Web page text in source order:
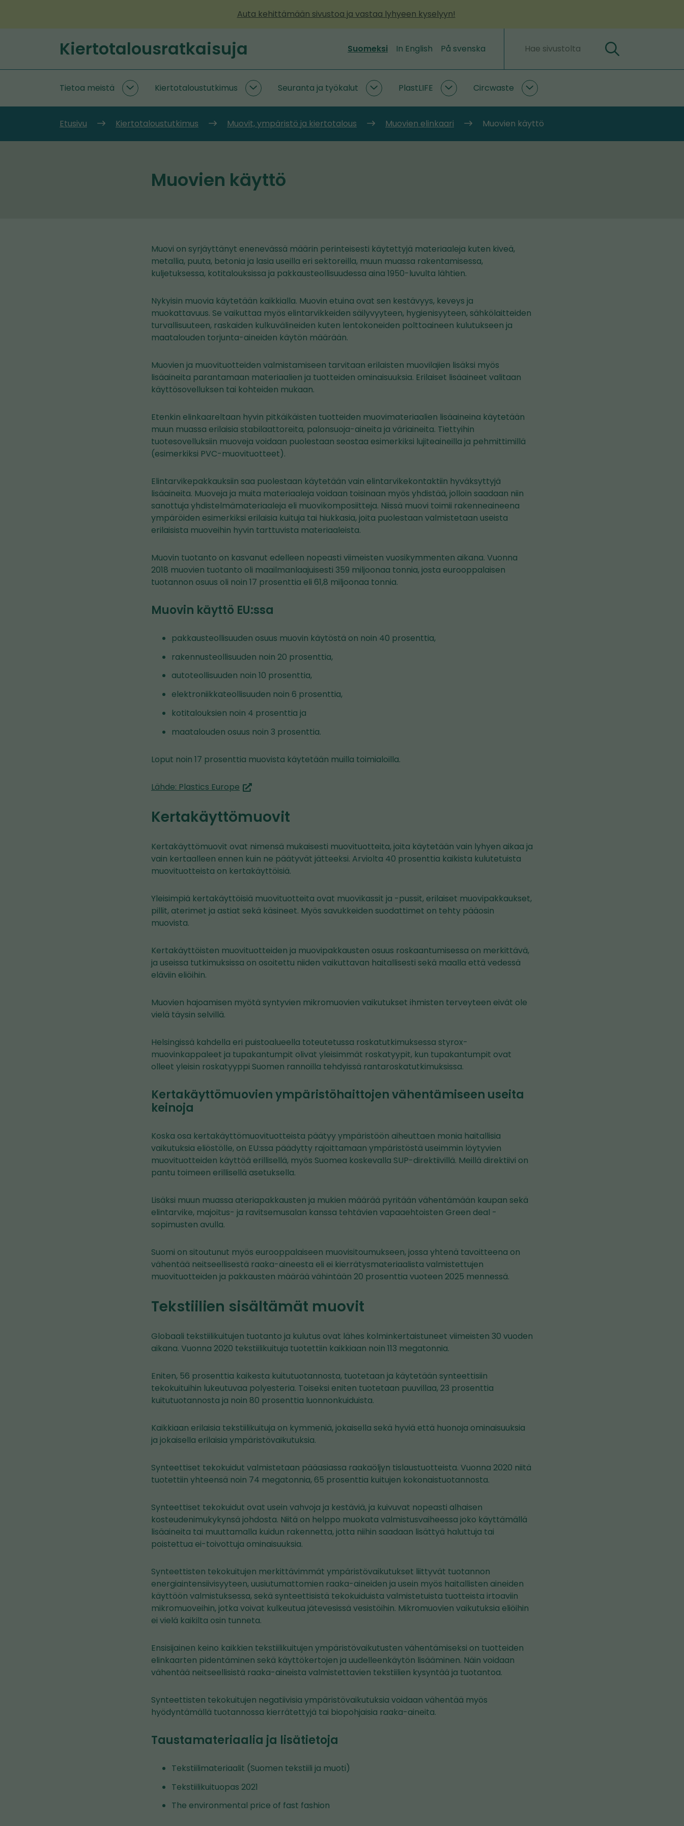
Auta kehittämään sivustoa ja vastaa lyhyeen kyselyyn!
Etusivu
Kiertotalousratkaisuja Suomeksi In English På svenska Hakusanat Hae
Tietoa meistä
Tietoa
meistä
Kiertotaloustutkimus
Kiertotaloustutkimus
alasivut
Seuranta ja työkalut
Seuranta
ja
alasivut
PlastLIFE
PlastLIFE
alasivut
Circwaste
Circwaste
alasivut
Etusivu
Kiertotaloustutkimus Muovit, ympäristö ja kiertotalous Muovien elinkaari Muovien käyttö
Muovien käyttö
Muovi on syrjäyttänyt enenevässä määrin perinteisesti käytettyjä materiaaleja kuten kiveä,
metallia, puuta, betonia ja lasia useilla eri sektoreilla, muun muassa rakentamisessa,
kuljetuksessa, kotitalouksissa ja pakkausteollisuudessa aina 1950-luvulta lähtien.
Nykyisin muovia käytetään kaikkialla. Muovin etuina ovat sen kestävyys, keveys ja
muokattavuus. Se vaikuttaa myös elintarvikkeiden säilyvyyteen, hygienisyyteen, sähkölaitteiden
turvallisuuteen, raskaiden kulkuvälineiden kuten lentokoneiden polttoaineen kulutukseen ja
maatalouden torjunta-aineiden käytön määrään.
Muovien ja muovituotteiden valmistamiseen tarvitaan erilaisten muovilajien lisäksi myös
lisäaineita parantamaan materiaalien ja tuotteiden ominaisuuksia. Erilaiset lisäaineet valitaan
käyttösovelluksen tai kohteiden mukaan.
Etenkin elinkaareltaan hyvin pitkäikäisten tuotteiden muovimateriaalien lisäaineina käytetään
muun muassa erilaisia stabilaattoreita, palonsuoja-aineita ja väriaineita. Tiettyihin
tuotesovelluksiin muoveja voidaan puolestaan seostaa esimerkiksi lujiteaineilla ja pehmittimillä
(esimerkiksi PVC-muovituotteet).
Elintarvikepakkauksiin saa puolestaan käytetään vain elintarvikekontaktiin hyväksyttyjä
lisäaineita. Muoveja ja muita materiaaleja voidaan toisinaan myös yhdistää, jolloin saadaan niin
sanottuja yhdistelmämateriaaleja eli muovikomposiitteja. Niissä muovi toimii rakenneaineena
ympäröiden esimerkiksi erilaisia kuituja tai hiukkasia, joita puolestaan valmistetaan useista
erilaisista muoveihin hyvin tarttuvista materiaaleista.
Muovin tuotanto on kasvanut edelleen nopeasti viimeisten vuosikymmenten aikana. Vuonna
2018 muovien tuotanto oli maailmanlaajuisesti 359 miljoonaa tonnia, josta eurooppalaisen
tuotannon osuus oli noin 17 prosenttia eli 61,8 miljoonaa tonnia.
Muovin käyttö EU:ssa
pakkausteollisuuden osuus muovin käytöstä on noin 40 prosenttia,
rakennusteollisuuden noin 20 prosenttia,
autoteollisuuden noin 10 prosenttia,
elektroniikkateollisuuden noin 6 prosenttia,
kotitalouksien noin 4 prosenttia ja
maatalouden osuus noin 3 prosenttia.
Loput noin 17 prosenttia muovista käytetään muilla toimialoilla.
Lähde: Plastics Europe (siirryt
palveluun)
Kertakäyttömuovit
Kertakäyttömuovit ovat nimensä mukaisesti muovituotteita, joita käytetään vain lyhyen aikaa ja
vain kertaalleen ennen kuin ne päätyvät jätteeksi. Arviolta 40 prosenttia kaikista kulutetuista
muovituotteista on kertakäyttöisiä.
Yleisimpiä kertakäyttöisiä muovituotteita ovat muovikassit ja -pussit, erilaiset muovipakkaukset,
pillit, aterimet ja astiat sekä käsineet. Myös savukkeiden suodattimet on tehty pääosin
muovista.
Kertakäyttöisten muovituotteiden ja muovipakkausten osuus roskaantumisessa on merkittävä,
ja useissa tutkimuksissa on osoitettu niiden vaikuttavan haitallisesti sekä maalla että vedessä
eläviin eliöihin.
Muovien hajoamisen myötä syntyvien mikromuovien vaikutukset ihmisten terveyteen eivät ole
vielä täysin selvillä.
Helsingissä kahdella eri puistoalueella toteutetussa roskatutkimuksessa styrox-
muovinkappaleet ja tupakantumpit olivat yleisimmät roskatyypit, kun tupakantumpit ovat
olleet yleisin roskatyyppi Suomen rannoilla tehdyissä rantaroskatutkimuksissa.
Kertakäyttömuovien ympäristöhaittojen vähentämiseen useita
keinoja
Koska osa kertakäyttömuovituotteista päätyy ympäristöön aiheuttaen monia haitallisia
vaikutuksia eliöstölle, on EU:ssa päädytty rajoittamaan ympäristöstä useimmin löytyvien
muovituotteiden käyttöä erillisellä, myös Suomea koskevalla SUP-direktiivillä. Meillä direktiivi on
pantu toimeen erillisellä asetuksella.
Lisäksi muun muassa ateriapakkausten ja mukien määrää pyritään vähentämään kaupan sekä
elintarvike, majoitus- ja ravitsemusalan kanssa tehtävien vapaaehtoisten Green deal -
sopimusten avulla.
Suomi on sitoutunut myös eurooppalaiseen muovisitoumukseen, jossa yhtenä tavoitteena on
vähentää neitseellisestä raaka-aineesta eli ei kierrätysmateriaalista valmistettujen
muovituotteiden ja pakkausten määrää vähintään 20 prosenttia vuoteen 2025 mennessä.
Tekstiilien sisältämät muovit
Globaali tekstiilikuitujen tuotanto ja kulutus ovat lähes kolminkertaistuneet viimeisten 30 vuoden
aikana. Vuonna 2020 tekstiilikuituja tuotettiin kaikkiaan noin 113 megatonnia.
Eniten, 56 prosenttia kaikesta kuitutuotannosta, tuotetaan ja käytetään synteettisiin
tekokuituihin lukeutuvaa polyesteria. Toiseksi eniten tuotetaan puuvillaa, 23 prosenttia
kuitutuotannosta ja noin 80 prosenttia luonnonkuiduista.
Kaikkiaan erilaisia tekstiilikuituja on kymmeniä, jokaisella sekä hyviä että huonoja ominaisuuksia
ja jokaisella erilaisia ympäristövaikutuksia.
Synteettiset tekokuidut valmistetaan pääasiassa raakaöljyn tislaustuotteista. Vuonna 2020 niitä
tuotettiin yhteensä noin 74 megatonnia, 65 prosenttia kuitujen kokonaistuotannosta.
Synteettiset tekokuidut ovat usein vahvoja ja kestäviä, ja kuivuvat nopeasti alhaisen
kosteudenimukykynsä johdosta. Niitä on helppo muokata valmistusvaiheessa joko käyttämällä
lisäaineita tai muuttamalla kuidun rakennetta, jotta niihin saadaan lisättyä haluttuja tai
poistettua ei-toivottuja ominaisuuksia.
Synteettisten tekokuitujen merkittävimmät ympäristövaikutukset liittyvät tuotannon
energiaintensiivisyyteen, uusiutumattomien raaka-aineiden ja usein myös haitallisten aineiden
käyttöön valmistuksessa, sekä synteettisistä tekokuiduista valmistetuista tuotteista irtoaviin
mikromuoveihin, jotka voivat kulkeutua jätevesissä vesistöihin. Mikromuovien vaikutuksia eliöihin
ei vielä kaikilta osin tunneta.
Ensisijainen keino kaikkien tekstiilikuitujen ympäristövaikutusten vähentämiseksi on tuotteiden
elinkaarten pidentäminen sekä käyttökertojen ja uudelleenkäytön lisääminen. Näin voidaan
vähentää neitseellisistä raaka-aineista valmistettavien tekstiilien kysyntää ja tuotantoa.
Synteettisten tekokuitujen negatiivisia ympäristövaikutuksia voidaan vähentää myös
hyödyntämällä tuotannossa kierrätettyjä tai biopohjaisia raaka-aineita.
Taustamateriaalia ja lisätietoja
Tekstiilimateriaalit (Suomen tekstiili ja muoti)
Tekstiilikuituopas 2021
The environmental price of fast fashion